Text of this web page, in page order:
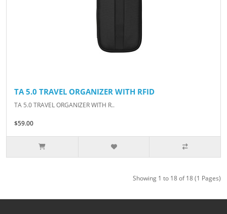
TA 5.0 TRAVEL ORGANIZER WITH RFID
TA 5.0 TRAVEL ORGANIZER WITH R..
$59.00
Showing 1 to 18 of 18 (1 Pages)